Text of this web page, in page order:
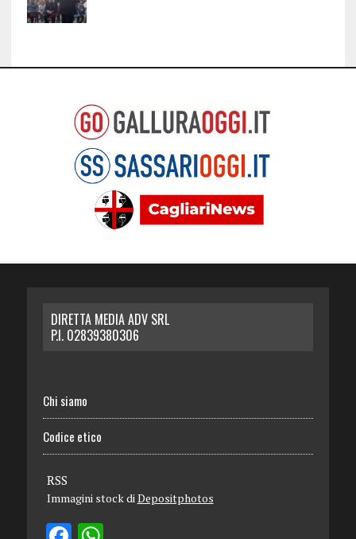
DIRETTA MEDIA ADV SRL
P.I. 02839380306
Chi siamo
Codice etico
RSS
Immagini stock di Depositphotos